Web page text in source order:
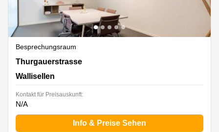
Besprechungsraum
Thurgauerstrasse 101,Glattpark,(Opfikon), Wallisellen
Thurgauerstrasse
Wallisellen
Kontakt für Preisauskunft:
N/A
Info & Preise Sehen